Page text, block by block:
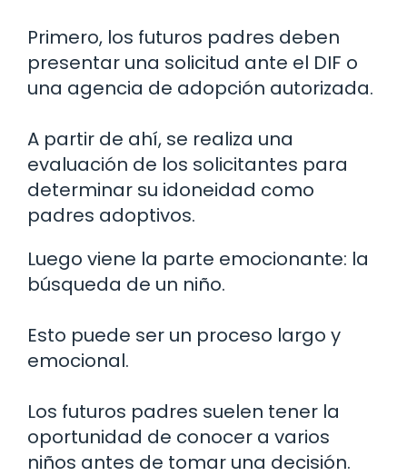
Primero, los futuros padres deben
presentar una solicitud ante el DIF o
una agencia de adopción autorizada.
A partir de ahí, se realiza una
evaluación de los solicitantes para
determinar su idoneidad como
padres adoptivos.
Luego viene la parte emocionante: la
búsqueda de un niño.
Esto puede ser un proceso largo y
emocional.
Los futuros padres suelen tener la
oportunidad de conocer a varios
niños antes de tomar una decisión.